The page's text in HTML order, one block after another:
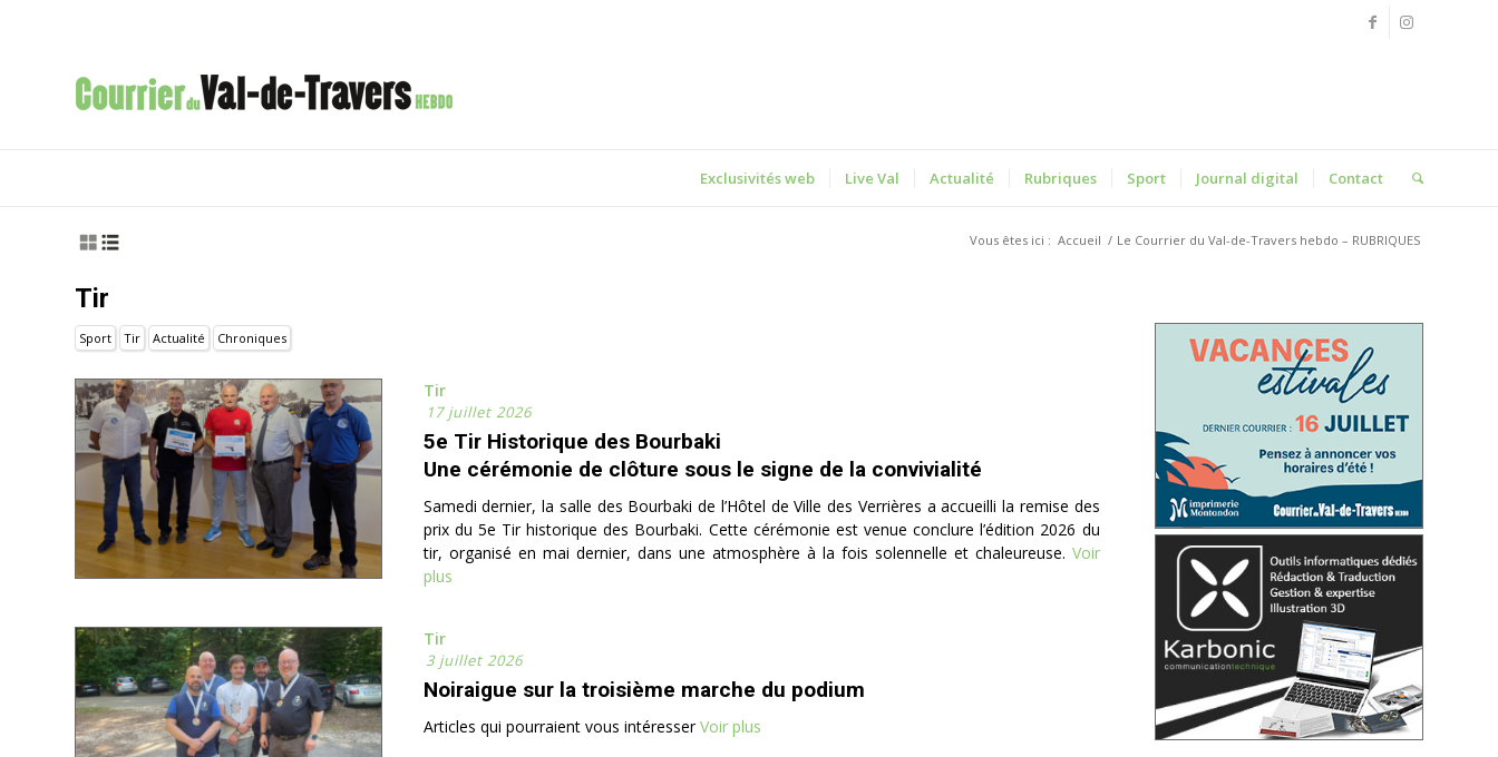
Exclusivités web Live Val Actualité Rubriques Sport Journal digital Contact
Vous êtes ici : Accueil / Le Courrier du Val-de-Travers hebdo – RUBRIQUES
Tir
Sport Tir Actualité Chroniques
Tir
17 juillet 2026
5e Tir Historique des Bourbaki
Une cérémonie de clôture sous le signe de la convivialité
Samedi dernier, la salle des Bourbaki de l’Hôtel de Ville des Verrières a accueilli la remise des
prix du 5e Tir historique des Bourbaki. Cette cérémonie est venue conclure l’édition 2026 du
tir, organisé en mai dernier, dans une atmosphère à la fois solennelle et chaleureuse. Voir
plus
Tir
3 juillet 2026
Noiraigue sur la troisième marche du podium
Articles qui pourraient vous intéresserVoir plus